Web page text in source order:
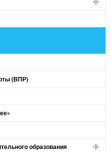
(ВПР)
образования